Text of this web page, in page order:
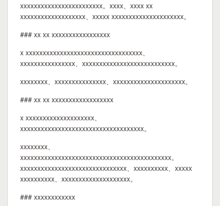
xxxxxxxxxxxxxxxxxxxxxxxx。xxxx、xxxx xx
xxxxxxxxxxxxxxxxxxx、xxxxx xxxxxxxxxxxxxxxxxxxxx。
### xx xx xxxxxxxxxxxxxxxxx
x xxxxxxxxxxxxxxxxxxxxxxxxxxxxxxxxxx、
xxxxxxxxxxxxxxxx、xxxxxxxxxxxxxxxxxxxxxxxxxxx。
xxxxxxxx、xxxxxxxxxxxxxxx、xxxxxxxxxxxxxxxxxxxxx。
### xx xx xxxxxxxxxxxxxxxxxx
x xxxxxxxxxxxxxxxxxxxx、
xxxxxxxxxxxxxxxxxxxxxxxxxxxxxxxxxxxx。
xxxxxxxx、
xxxxxxxxxxxxxxxxxxxxxxxxxxxxxxxxxxxxxxxxxxxx。
xxxxxxxxxxxxxxxxxxxxxxxxxxxxxxx、xxxxxxxxxx、xxxxx
xxxxxxxxxx、xxxxxxxxxxxxxxxxxxxx。
### xxxxxxxxxxxx